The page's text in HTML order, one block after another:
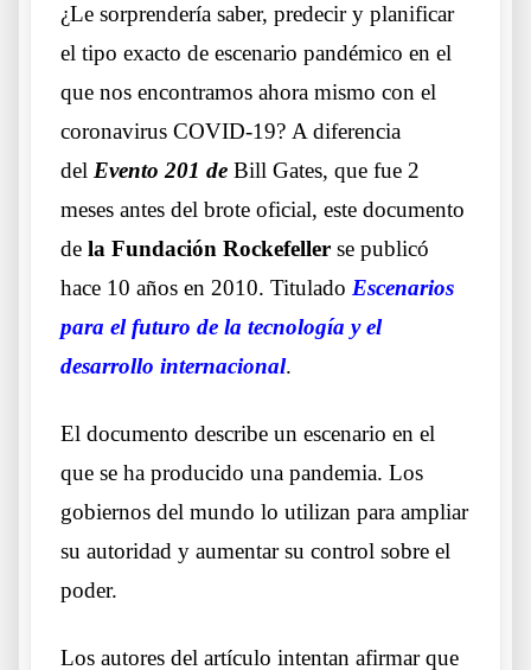
¿Le sorprendería saber, predecir y planificar
el tipo exacto de escenario pandémico en el
que nos encontramos ahora mismo con el
coronavirus COVID-19? A diferencia
del Evento 201 de Bill Gates, que fue 2
meses antes del brote oficial, este documento
de la Fundación Rockefeller se publicó
hace 10 años en 2010. Titulado Escenarios
para el futuro de la tecnología y el
desarrollo internacional.
El documento describe un escenario en el
que se ha producido una pandemia. Los
gobiernos del mundo lo utilizan para ampliar
su autoridad y aumentar su control sobre el
poder.
Los autores del artículo intentan afirmar que